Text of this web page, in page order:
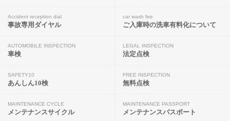
Accident reception dial
事故専用ダイヤル
car wash fee
ご入庫時の洗車有料化について
AUTOMOBILE INSPECTION
車検
LEGAL INSPECTION
法定点検
SAFETY10
あんしん10検
FREE INSPECTION
無料点検
MAINTENANCE CYCLE
メンテナンスサイクル
MAINTENANCE PASSPORT
メンテナンスパスポート